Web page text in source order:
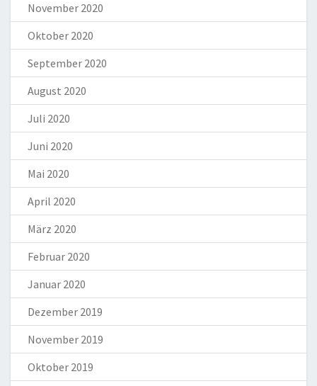
November 2020
Oktober 2020
September 2020
August 2020
Juli 2020
Juni 2020
Mai 2020
April 2020
März 2020
Februar 2020
Januar 2020
Dezember 2019
November 2019
Oktober 2019